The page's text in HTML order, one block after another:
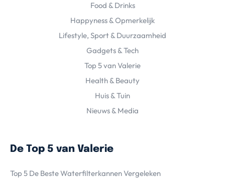
Food & Drinks
Happyness & Opmerkelijk
Lifestyle, Sport & Duurzaamheid
Gadgets & Tech
Top 5 van Valerie
Health & Beauty
Huis & Tuin
Nieuws & Media
De Top 5 van Valerie
Top 5 De Beste Waterfilterkannen Vergeleken